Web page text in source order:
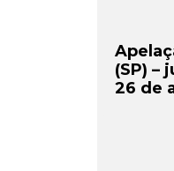
(SP) –
26 de